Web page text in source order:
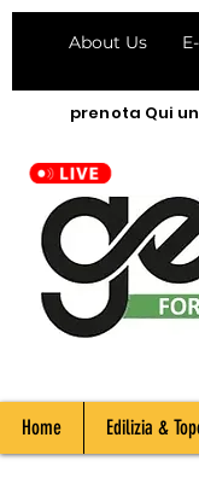
About Us
prenota Qui
Home Edilizia &